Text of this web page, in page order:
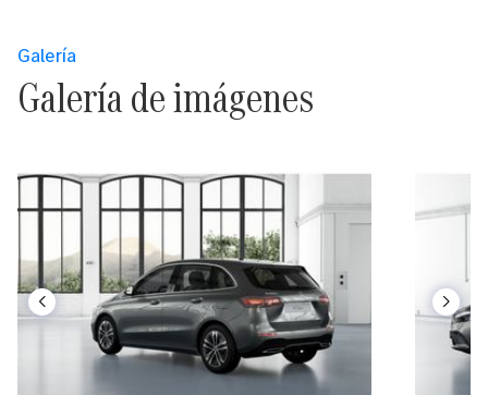
Galería
Galería de imágenes